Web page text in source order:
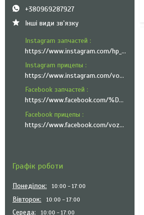
+380969287927
Інші види зв'язку
Instagram запчастей
https://www.instagram.com/hp_trailer_technik/
Instagram прицепы
https://www.instagram.com/vozyk.ua/
Facebook запчастей
https://www.facebook.com/%D0%A5%D0%9F-%D0%A2%D1%80%D0%B5%D0%B9%D0%BB%D0%B5%D1%80-%D0%A2%D0%B5%D1%85%D0%BD%D1%96%D0%BA-101335951999545
Facebook прицепы
https://www.facebook.com/vozyk.ua/
Графік роботи
Понеділок 10:00 17:00
Вівторок 10:00 17:00
Середа 10:00 17:00